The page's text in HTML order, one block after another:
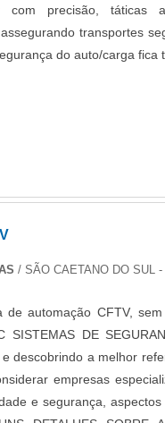
precisão, táticas
transportes
do auto/carga
/ SÃO CAETANO DO SUL -
de automação CFTV,
SISTEMAS DE
descobrindo a melhor
empresas
e segurança,